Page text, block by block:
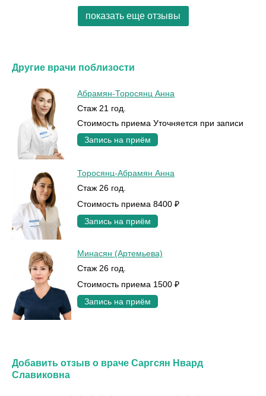
показать еще отзывы
Другие врачи поблизости
Абрамян-Торосянц Анна
Стаж 21 год.
Стоимость приема Уточняется при записи
Запись на приём
Торосянц-Абрамян Анна
Стаж 26 год.
Стоимость приема 8400 ₽
Запись на приём
Минасян (Артемьева)
Стаж 26 год.
Стоимость приема 1500 ₽
Запись на приём
Добавить отзыв о враче Саргсян Нвард
Славиковна